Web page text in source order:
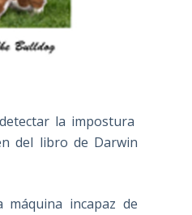
la impostura
del libro de Darwin
máquina incapaz de